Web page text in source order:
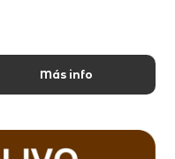
Más info